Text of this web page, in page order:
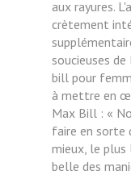
aux rayures.
crètement
soucieuses
bill pour
à mettre en
Max Bill : «
faire en sorte
mieux, le
belle des